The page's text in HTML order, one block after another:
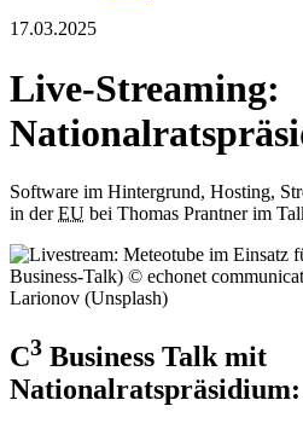
17.03.2025
Live-Streaming:
Software im Hintergrund, Hosting,
in derEU bei Thomas Prantner im
C3 Business Talk mit